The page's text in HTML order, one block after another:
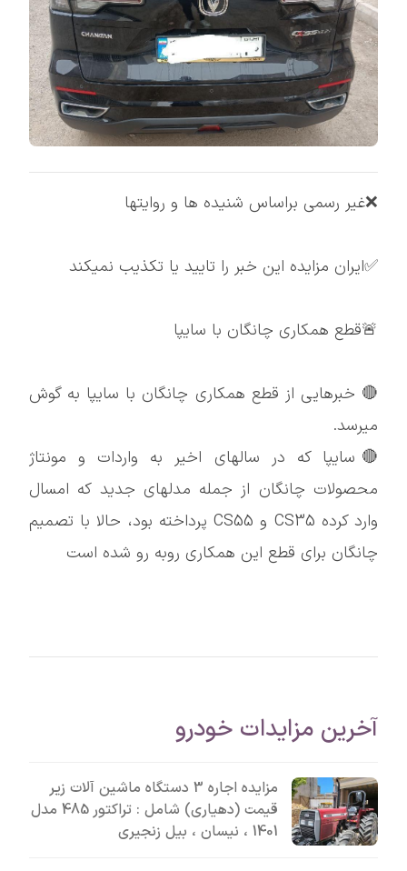
❌غیر رسمی براساس شنیده ها و روایتها
✅ایران مزایده این خبر را تایید یا تکذیب نمیکند
🚨قطع همکاری چانگان با سایپا
🔴 خبرهایی از قطع همکاری چانگان با سایپا به گوش
میرسد.
🔴سایپا که در سالهای اخیر به واردات و مونتاژ
محصولات چانگان از جمله مدلهای جدید که امسال
وارد کرده CS35 و CS55 پرداخته بود، حالا با تصمیم
چانگان برای قطع این همکاری روبه رو شده است
آخرین مزایدات خودرو
مزایده اجاره 3 دستگاه ماشین آلات زیر
قیمت (دهیاری) شامل : تراکتور 485 مدل
1401 ، نیسان ، بیل زنجیری